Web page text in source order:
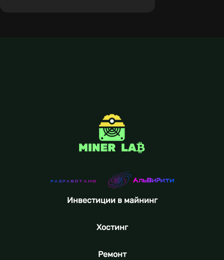
Инвестиции в майнинг
Хостинг
Ремонт